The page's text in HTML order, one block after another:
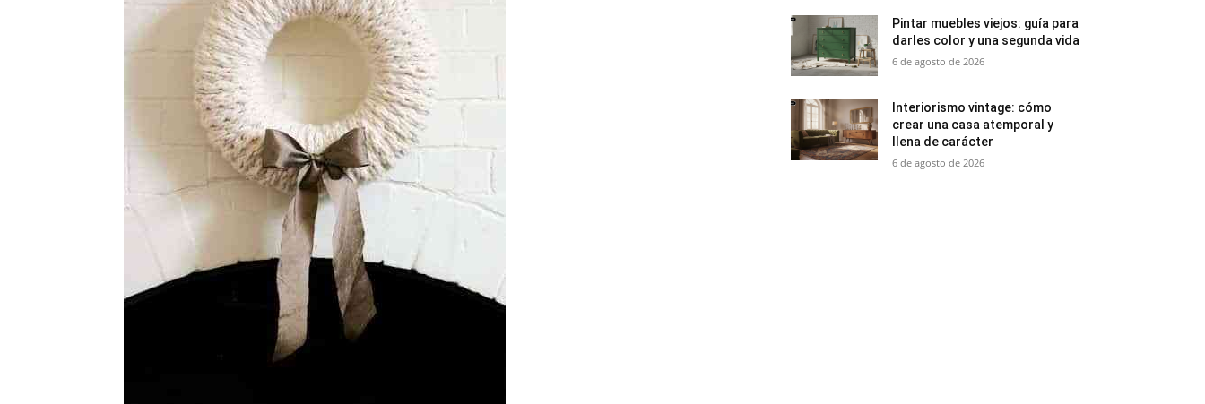
Pintar muebles viejos: guía para
darles color y una segunda vida
6 de agosto de 2026
Interiorismo vintage: cómo
crear una casa atemporal y
llena de carácter
6 de agosto de 2026